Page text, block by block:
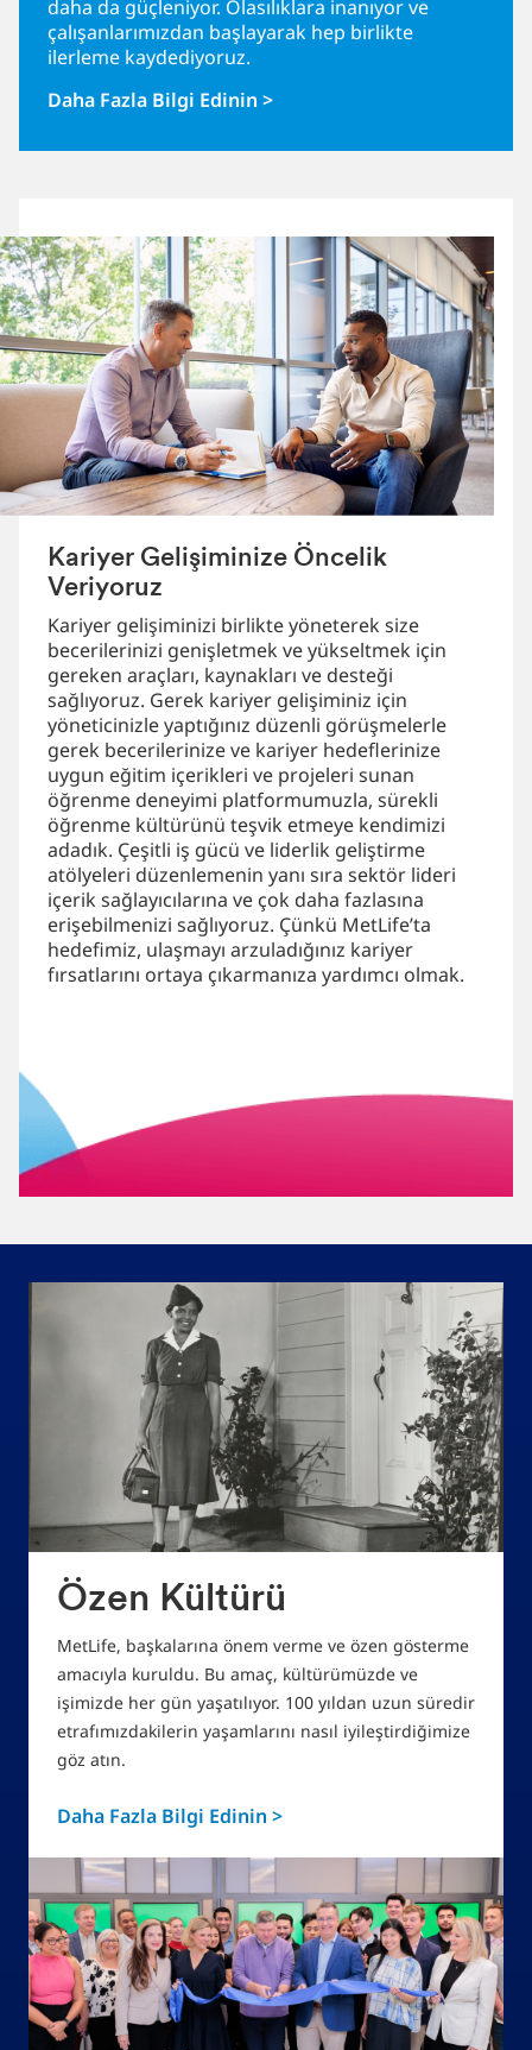
daha da güçleniyor. Olasılıklara inanıyor ve
çalışanlarımızdan başlayarak hep birlikte
ilerleme kaydediyoruz.
Daha Fazla Bilgi Edinin >
Kariyer Gelişiminize Öncelik
Veriyoruz
Kariyer gelişiminizi birlikte yöneterek size
becerilerinizi genişletmek ve yükseltmek için
gereken araçları, kaynakları ve desteği
sağlıyoruz. Gerek kariyer gelişiminiz için
yöneticinizle yaptığınız düzenli görüşmelerle
gerek becerilerinize ve kariyer hedeflerinize
uygun eğitim içerikleri ve projeleri sunan
öğrenme deneyimi platformumuzla, sürekli
öğrenme kültürünü teşvik etmeye kendimizi
adadık. Çeşitli iş gücü ve liderlik geliştirme
atölyeleri düzenlemenin yanı sıra sektör lideri
içerik sağlayıcılarına ve çok daha fazlasına
erişebilmenizi sağlıyoruz. Çünkü MetLife’ta
hedefimiz, ulaşmayı arzuladığınız kariyer
fırsatlarını ortaya çıkarmanıza yardımcı olmak.
Özen Kültürü
MetLife, başkalarına önem verme ve özen gösterme
amacıyla kuruldu. Bu amaç, kültürümüzde ve
işimizde her gün yaşatılıyor. 100 yıldan uzun süredir
etrafımızdakilerin yaşamlarını nasıl iyileştirdiğimize
göz atın.
Daha Fazla Bilgi Edinin >